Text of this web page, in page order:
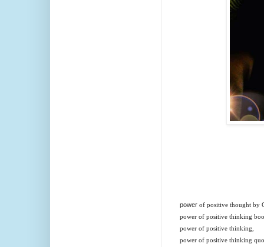
power of positive thought by
power of positive thinking
power of positive thinking,
power of positive thinking